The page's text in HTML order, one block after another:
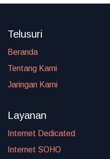
Telusuri
Beranda
Tentang Kami
Jaringan Kami
Layanan
Internet Dedicated
Internet SOHO